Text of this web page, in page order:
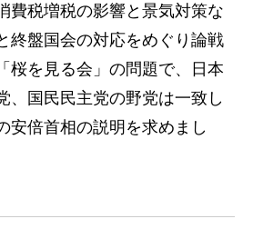
費税増税の影響と景気対策な
終盤国会の対応をめぐり論戦
桜を見る会」の問題で、日本
、国民民主党の野党は一致し
安倍首相の説明を求めまし